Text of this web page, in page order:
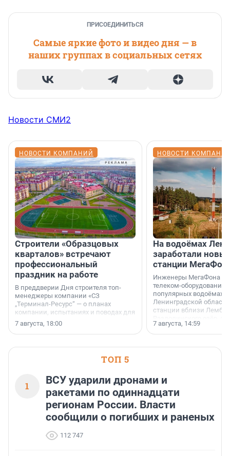
ПРИСОЕДИНИТЬСЯ
Самые яркие фото и видео дня — в
наших группах в социальных сетях
Новости СМИ2
НОВОСТИ КОМПАНИЙ
Строители «Образцовых
кварталов» встречают
профессиональный
праздник на работе
В преддверии Дня строителя топ-
менеджеры компании «СЗ
„Терминал-Ресурс“ — о планах
компании, испытаниях и поводах для
осторожного оптимизма.
7 августа, 18:00
НОВОСТИ
На водоёмах
заработали
станции
Инженеры МегаФона
телеком-оборудование
популярных водоёмах
Ленинградской
станции вблизи
недалеко от Большого
водопада.
7 августа, 14:59
ТОП 5
1
ВСУ ударили дронами и
ракетами по одиннадцати
регионам России. Власти
сообщили о погибших и раненых
112 747